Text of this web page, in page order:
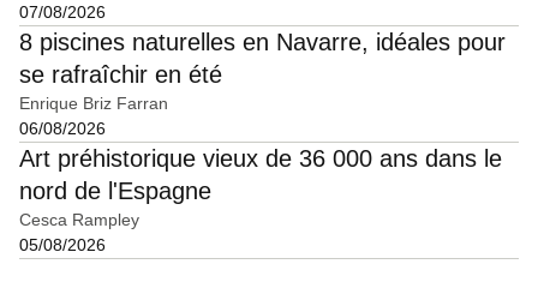
07/08/2026
8 piscines naturelles en Navarre, idéales pour
se rafraîchir en été
Enrique Briz Farran
06/08/2026
Art préhistorique vieux de 36 000 ans dans le
nord de l'Espagne
Cesca Rampley
05/08/2026